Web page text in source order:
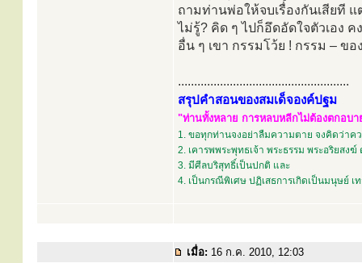
ถามท่านพ่อให้จบเรื่องกันเสียที
ไม่รู้? คิด ๆ ไปก็อึดอัดใจตัวเอง ค
อื่น ๆ เขา กรรมโว้ย ! กรรม – ขอ
.....................................................
สรุปคำสอนของสมเด็จองค์ปฐม
"ท่านทั้งหลาย การหลบหลีกไม่ต้องตกอบ
1. ขอทุกท่านจงอย่าลืมความตาย จงคิดว่าค
2. เคารพพระพุทธเจ้า พระธรรม พระอริยสง
3. มีศีลบริสุทธิ์เป็นปกติ และ
4. เป็นกรณีพิเศษ ปฏิเสธการเกิดเป็นมนุษย์
เมื่อ: 16 ก.ค. 2010, 12:03